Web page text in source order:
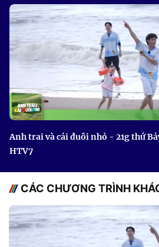
Anh trai và cái đuôi nhỏ - 21g thứ
HTV7
CÁC CHƯƠNG TRÌNH